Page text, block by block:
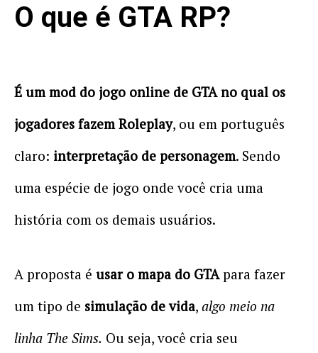
O que é GTA RP?
É um mod do jogo online de GTA no qual os
jogadores fazem Roleplay, ou em português
claro: interpretação de personagem. Sendo
uma espécie de jogo onde você cria uma
história com os demais usuários.
A proposta é usar o mapa do GTApara fazer
um tipo de simulação de vida, algo meio na
linha The Sims. Ou seja, você cria seu